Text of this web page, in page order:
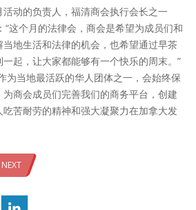
动的负责人，福清商会执行会长之一
这个月的法律会，商会是希望为成员们和
地生活和法律的机会，也希望通过早茶
起，让大家都能够有一个快乐的周末。”
为当地最活跃的华人团体之一，会始终保
商会成员们完善我们的商务平台，创建
苦耐劳的精神和强大凝聚力在加拿大发
NEXT